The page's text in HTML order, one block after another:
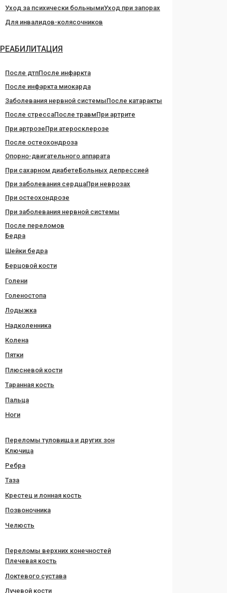
Уход за психически больнымиУход при запорах
Для инвалидов-колясочников
РЕАБИЛИТАЦИЯ
После дтпПосле инфаркта
После инфаркта миокарда
Заболевания нервной системыПосле катаракты
После стрессаПосле травмПри артрите
При артрозеПри атеросклерозе
После остеохондроза
Опорно-двигательного аппарата
При сахарном диабетеБольных депрессией
При заболевания сердцаПри неврозах
При остеохондрозе
При заболевания нервной системы
После переломов
Бедра
Шейки бедра
Берцовой кости
Голени
Голеностопа
Лодыжка
Надколенника
Колена
Пятки
Плюсневой кости
Таранная кость
Пальца
Ноги
Переломы туловища и других зон
Ключица
Ребра
Таза
Крестец и лонная кость
Позвоночника
Челюсть
Переломы верхних конечностей
Плечевая кость
Локтевого сустава
Лучевой кости